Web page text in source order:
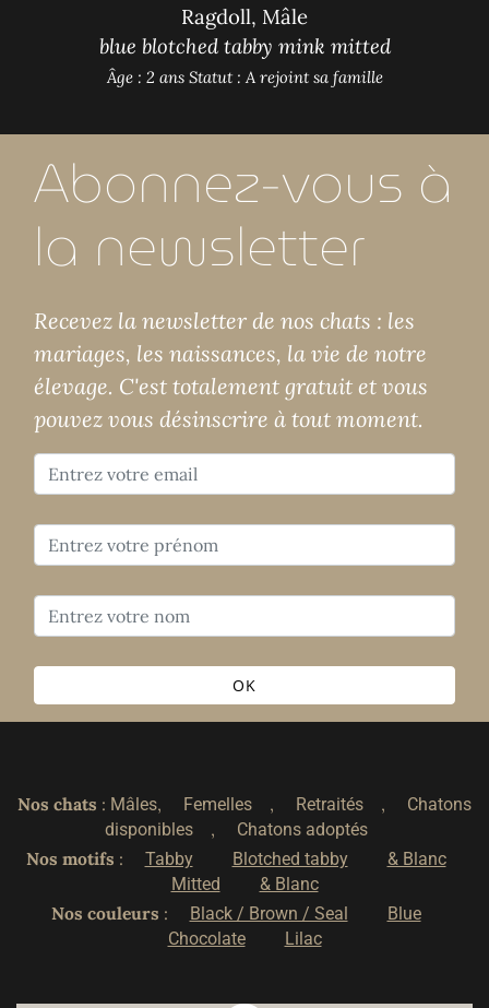
Ragdoll, Mâle
blue blotched tabby mink mitted
Âge : 2 ans Statut : A rejoint sa famille
Abonnez-vous à
la newsletter
Recevez la newsletter de nos chats : les
mariages, les naissances, la vie de notre
élevage. C'est totalement gratuit et vous
pouvez vous désinscrire à tout moment.
OK
Nos chats : Mâles, Femelles , Retraités ,
Chatons
disponibles
, Chatons adoptés
Nos motifs : Tabby Blotched tabby
& Blanc
Mitted
& Blanc
Nos couleurs : Black / Brown / Seal
Blue
Chocolate
Lilac